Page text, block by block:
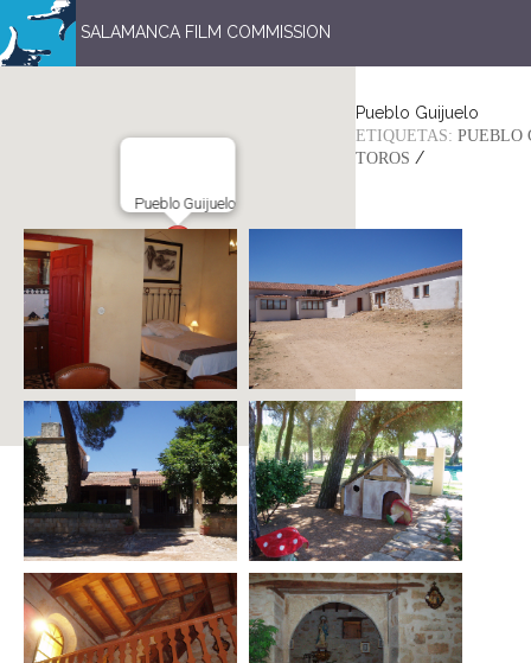
SALAMANCA FILM COMMISSION
Pueblo Guijuelo
Pueblo Guijuelo
ETIQUETAS: PUEBLO
TOROS /